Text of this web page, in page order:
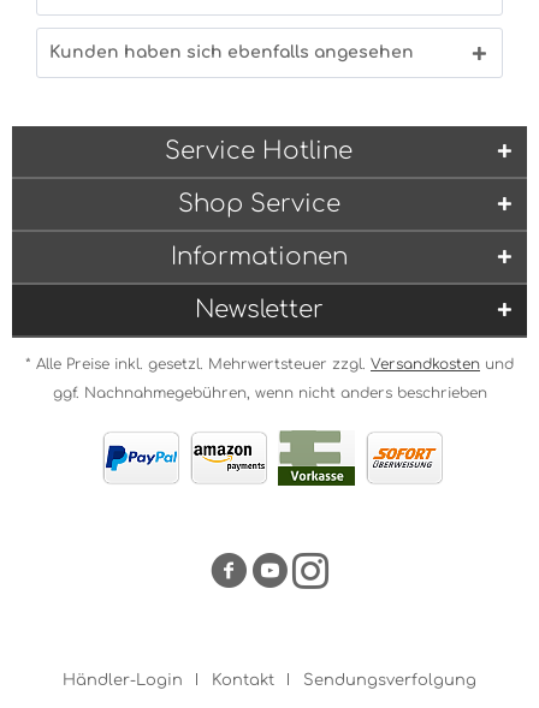
Kunden haben sich ebenfalls angesehen
Service Hotline
Shop Service
Informationen
Newsletter
* Alle Preise inkl. gesetzl. Mehrwertsteuer zzgl. Versandkosten und
ggf. Nachnahmegebühren, wenn nicht anders beschrieben
Händler-Login Kontakt Sendungsverfolgung